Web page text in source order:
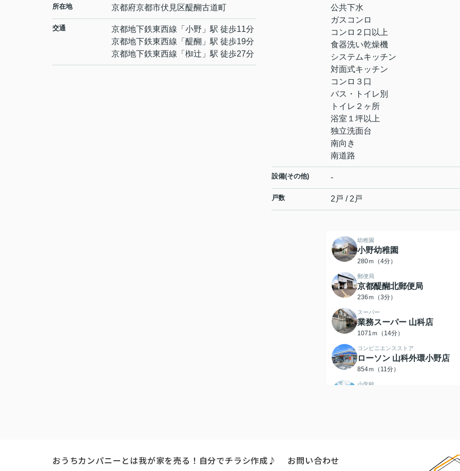
所在地 京都府京都市伏見区醍醐古道町
交通 京都地下鉄東西線 「 小野 」駅 徒歩11分
京都地下鉄東西線 「 醍醐 」駅 徒歩19分
京都地下鉄東西線 「 椥辻 」駅 徒歩27分
公共下水
ガスコンロ
コンロ２口以上
食器洗い乾燥機
システムキッチン
対面式キッチン
コンロ３口
バス・トイレ別
トイレ２ヶ所
浴室１坪以上
独立洗面台
南向き
南道路
設備(その他) -
戸数 2戸 / 2戸
幼稚園
小野幼稚園
280ｍ（4分）
郵便局
京都醍醐北郵便局
236ｍ（3分）
スーパー
業務スーパー 山科店
1071ｍ（14分）
コンビニエンスストア
ローソン 山科外環小野店
854ｍ（11分）
小学校
おうちカンパニーとは我が家を売る！自分でチラシ作成♪ お問い合わせ